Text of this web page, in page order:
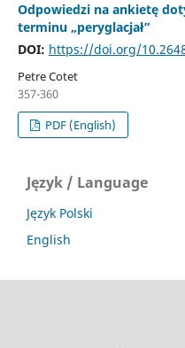
Odpowiedzi na ankietę
terminu „peryglacjał”
DOI: https://doi.org/
Petre Cotet
357-360
PDF (English)
Język / Language
Język Polski
English